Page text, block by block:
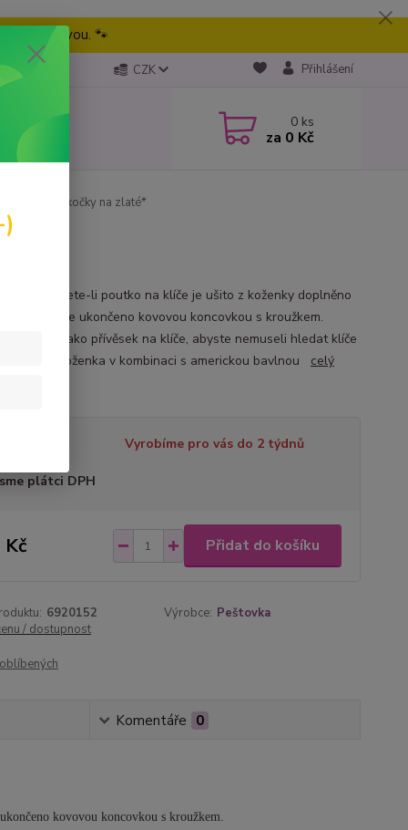
tu pravou. 🐾
CZK Přihlášení
0 ks
za 0 Kč
- Klíčenka *kočky na zlaté*
nebo chcete-li poutko na klíče je ušito z koženky doplněno
látkou. Je ukončeno kovovou koncovkou s kroužkem.
je vhodné jako přívěsek na klíče, abyste nemuseli hledat klíče
koženka v kombinaci s americkou bavlnou celý
Vyrobíme pro vás do 2 týdnů
plátci DPH
Kč Přidat do košíku
6920152 Výrobce: Peštovka
/ dostupnost
Komentáře 0
kovovou koncovkou s kroužkem.